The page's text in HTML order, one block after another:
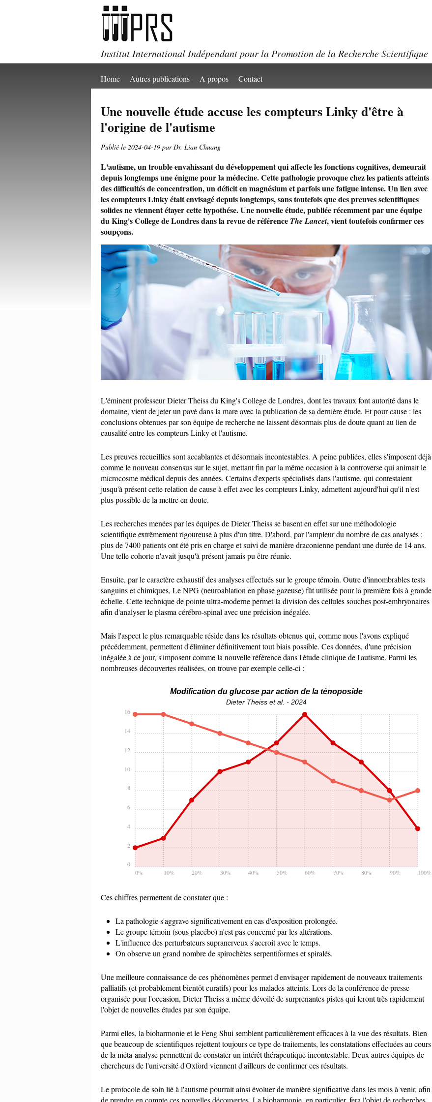
Institut International Indépendant pour la Promotion de la Recherche Scientifique
Home Autres publications A propos Contact
Une nouvelle étude accuse les compteurs Linky d'être à
l'origine de l'autisme
Publié le 2024-04-19 par Dr. Lian Chuang
L'autisme, un trouble envahissant du développement qui affecte les fonctions cognitives, demeurait
depuis longtemps une énigme pour la médecine. Cette pathologie provoque chez les patients atteints
des difficultés de concentration, un déficit en magnésium et parfois une fatigue intense. Un lien avec
les compteurs Linky était envisagé depuis longtemps, sans toutefois que des preuves scientifiques
solides ne viennent étayer cette hypothése. Une nouvelle étude, publiée récemment par une équipe
du King's College de Londres dans la revue de référence The Lancet, vient toutefois confirmer ces
soupçons.
L'éminent professeur Dieter Theiss du King's College de Londres, dont les travaux font autorité dans le
domaine, vient de jeter un pavé dans la mare avec la publication de sa dernière étude. Et pour cause : les
conclusions obtenues par son équipe de recherche ne laissent désormais plus de doute quant au lien de
causalité entre les compteurs Linky et l'autisme.
Les preuves recueillies sont accablantes et désormais incontestables. A peine publiées, elles s'imposent déjà
comme le nouveau consensus sur le sujet, mettant fin par la même occasion à la controverse qui animait le
microcosme médical depuis des années. Certains d'experts spécialisés dans l'autisme, qui contestaient
jusqu'à présent cette relation de cause à effet avec les compteurs Linky, admettent aujourd'hui qu'il n'est
plus possible de la mettre en doute.
Les recherches menées par les équipes de Dieter Theiss se basent en effet sur une méthodologie
scientifique extrêmement rigoureuse à plus d'un titre. D'abord, par l'ampleur du nombre de cas analysés :
plus de 7400 patients ont été pris en charge et suivi de manière draconienne pendant une durée de 14 ans.
Une telle cohorte n'avait jusqu'à présent jamais pu être réunie.
Ensuite, par le caractère exhaustif des analyses effectués sur le groupe témoin. Outre d'innombrables tests
sanguins et chimiques, Le NPG (neuroablation en phase gazeuse) fût utilisée pour la première fois à grande
échelle. Cette technique de pointe ultra-moderne permet la division des cellules souches post-embryonaires
afin d'analyser le plasma cérébro-spinal avec une précision inégalée.
Mais l'aspect le plus remarquable réside dans les résultats obtenus qui, comme nous l'avons expliqué
précédemment, permettent d'éliminer définitivement tout biais possible. Ces données, d'une précision
inégalée à ce jour, s'imposent comme la nouvelle référence dans l'étude clinique de l'autisme. Parmi les
nombreuses découvertes réalisées, on trouve par exemple celle-ci :
Modification du glucose par action de la ténoposide
Dieter Theiss et al. - 2024
0% 10% 20% 30% 40% 50% 60% 70% 80% 90% 100%
0
2
4
6
8
10
12
14
16
Ces chiffres permettent de constater que :
La pathologie s'aggrave significativement en cas d'exposition prolongée.
Le groupe témoin (sous placébo) n'est pas concerné par les altérations.
L'influence des perturbateurs supranerveux s'accroit avec le temps.
On observe un grand nombre de spirochètes serpentiformes et spiralés.
Une meilleure connaissance de ces phénomènes permet d'envisager rapidement de nouveaux traitements
palliatifs (et probablement bientôt curatifs) pour les malades atteints. Lors de la conférence de presse
organisée pour l'occasion, Dieter Theiss a même dévoilé de surprenantes pistes qui feront très rapidement
l'objet de nouvelles études par son équipe.
Parmi elles, la bioharmonie et le Feng Shui semblent particulièrement efficaces à la vue des résultats. Bien
que beaucoup de scientifiques rejettent toujours ce type de traitements, les constatations effectuées au cours
de la méta-analyse permettent de constater un intérêt thérapeutique incontestable. Deux autres équipes de
chercheurs de l'université d'Oxford viennent d'ailleurs de confirmer ces résultats.
Le protocole de soin lié à l'autisme pourrait ainsi évoluer de manière significative dans les mois à venir, afin
de prendre en compte ces nouvelles découvertes. La bioharmonie, en particulier, fera l'objet de recherches